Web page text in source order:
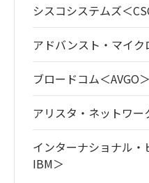
シスコシステムズ＜
アドバンスト・マイク
ブロードコム＜AVGO＞
アリスタ・ネットワー
インターナショナル・
IBM＞